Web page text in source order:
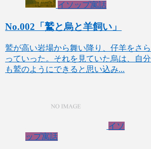
イソップ寓話
No.002「鷲と烏と羊飼い」
鷲が高い岩場から舞い降り、仔羊をさら
っていった。それを見ていた烏は、自分
も鷲のようにできると思い込み...
イソ
ップ寓話